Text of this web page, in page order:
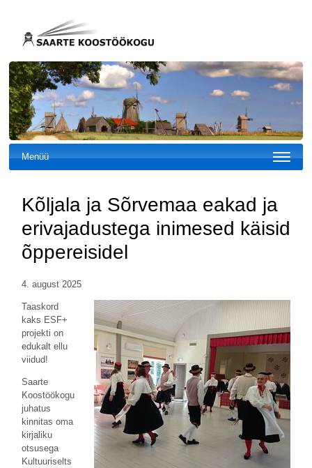
Menüü
Kõljala ja Sõrvemaa eakad ja
erivajadustega inimesed käisid
õppereisidel
4. august 2025
Taaskord
kaks ESF+
projekti on
edukalt ellu
viidud!
Saarte
Koostöökogu
juhatus
kinnitas oma
kirjaliku
otsusega
Kultuuriselts